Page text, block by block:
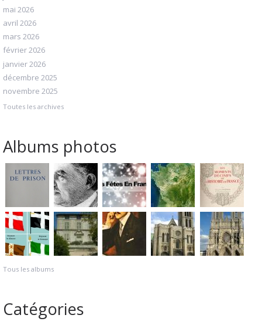
mai 2026
avril 2026
mars 2026
février 2026
janvier 2026
décembre 2025
novembre 2025
Toutes les archives
Albums photos
Tous les albums
Catégories